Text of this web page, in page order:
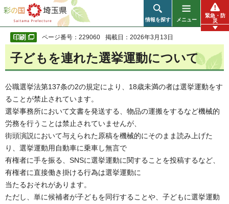
彩の国 埼玉県
情報を探す メニュー
緊急・防
災
ページ番号：229060 掲載日：2026年3月13日
子どもを連れた選挙運動について
公職選挙法第137条の2の規定により、18歳未満の者は選挙運動をす
ることが禁止されています。
選挙事務所において文書を発送する、物品の運搬をするなど機械的
労務を行うことは禁止されていませんが、
街頭演説において与えられた原稿を機械的にそのまま読み上げた
り、選挙運動用自動車に乗車し無言で
有権者に手を振る、SNSに選挙運動に関することを投稿するなど、
有権者に直接働き掛ける行為は選挙運動に
当たるおそれがあります。
ただし、単に候補者が子どもを同行することや、子どもに選挙運動